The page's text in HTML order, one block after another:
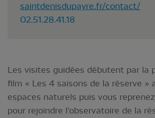
saintdenisdupayre.fr/contact/
02.51.28.41.18
Les visites guidées débutent par la
film « Les 4 saisons de la réserve »
espaces naturels puis vous
pour rejoindre l'observatoire de la